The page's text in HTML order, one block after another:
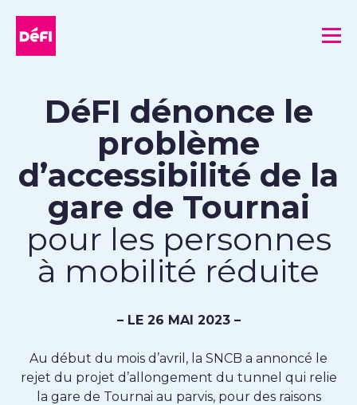
DéFI dénonce le
problème
d’accessibilité de la
gare de Tournai
pour les personnes
à mobilité réduite
– LE 26 MAI 2023 –
Au début du mois d’avril, la SNCB a annoncé le
rejet du projet d’allongement du tunnel qui relie
la gare de Tournai au parvis, pour des raisons